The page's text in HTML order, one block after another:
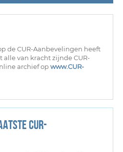
de CUR-Aanbevelingen heeft
alle van kracht zijnde CUR-
archief opwww.CUR-
CUR-